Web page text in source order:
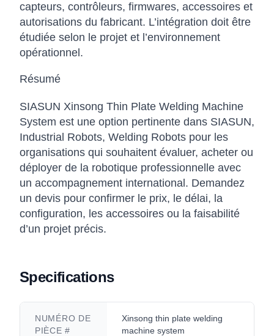
capteurs, contrôleurs, firmwares, accessoires et
autorisations du fabricant. L’intégration doit être
étudiée selon le projet et l’environnement
opérationnel.
Résumé
SIASUN Xinsong Thin Plate Welding Machine
System est une option pertinente dans SIASUN,
Industrial Robots, Welding Robots pour les
organisations qui souhaitent évaluer, acheter ou
déployer de la robotique professionnelle avec
un accompagnement international. Demandez
un devis pour confirmer le prix, le délai, la
configuration, les accessoires ou la faisabilité
d’un projet précis.
Specifications
NUMÉRO DE
PIÈCE #
Xinsong thin plate welding
machine system